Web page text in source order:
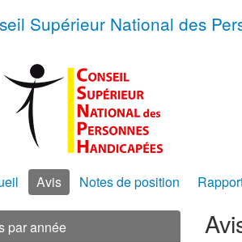
Supérieur National des
Avis Notes de position
par année